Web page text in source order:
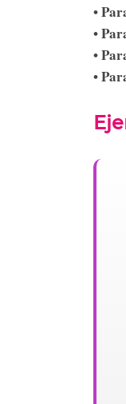
•
•
•
•